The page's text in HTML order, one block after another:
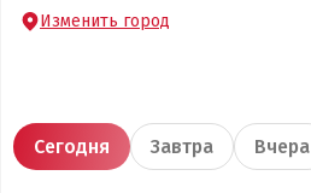
Изменить город
Сегодня Завтра Вчера